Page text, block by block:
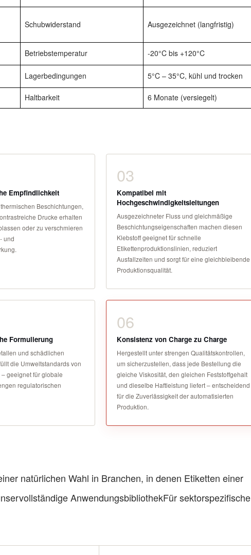
Schubwiderstand Ausgezeichnet (langfristig)
Betriebstemperatur -20°C bis +120°C
Lagerbedingungen 5°C – 35°C, kühl und trocken
Haltbarkeit 6 Monate (versiegelt)
Empfindlichkeit
Beschichtungen,
Drucke erhalten
oder zu verschmieren
und
03
Kompatibel mit
Hochgeschwindigkeitsleitungen
Ausgezeichneter Fluss und gleichmäßige
Beschichtungseigenschaften machen diesen
Klebstoff geeignet für schnelle
Etikettenproduktionslinien, reduziert
Ausfallzeiten und sorgt für eine gleichbleibende
Produktionsqualität.
Formulierung
und schädlichen
die Umweltstandards von
geeignet für globale
regulatorischen
06
Konsistenz von Charge zu Charge
Hergestellt unter strengen Qualitätskontrollen,
um sicherzustellen, dass jede Bestellung die
gleiche Viskosität, den gleichen Feststoffgehalt
und dieselbe Haftleistung liefert – entscheidend
für die Zuverlässigkeit der automatisierten
Produktion.
natürlichen Wahl in Branchen, in denen Etiketten einer
vollständige AnwendungsbibliothekFür sektorspezifische